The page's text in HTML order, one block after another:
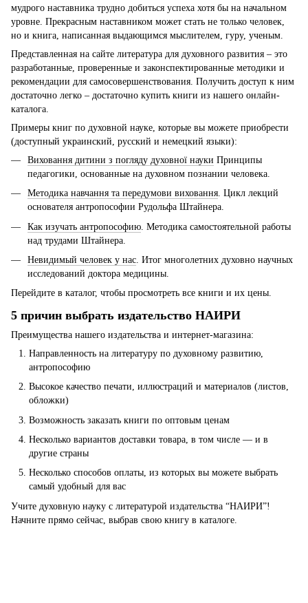
мудрого наставника трудно добиться успеха хотя бы на начальном
уровне. Прекрасным наставником может стать не только человек,
но и книга, написанная выдающимся мыслителем, гуру, ученым.
Представленная на сайте литература для духовного развития – это
разработанные, проверенные и законспектированные методики и
рекомендации для самосовершенствования. Получить доступ к ним
достаточно легко – достаточно купить книги из нашего онлайн-
каталога.
Примеры книг по духовной науке, которые вы можете приобрести
(доступный украинский, русский и немецкий языки):
Виховання дитини з погляду духовної науки Принципы
педагогики, основанные на духовном познании человека.
Методика навчання та передумови виховання. Цикл лекций
основателя антропософии Рудольфа Штайнера.
Как изучать антропософию . Методика самостоятельной работы
над трудами Штайнера.
Невидимый человек у нас . Итог многолетних духовно научных
исследований доктора медицины.
Перейдите в каталог, чтобы просмотреть все книги и их цены.
5 причин выбрать издательство НАИРИ
Преимущества нашего издательства и интернет-магазина:
Направленность на литературу по духовному развитию,
антропософию
Высокое качество печати, иллюстраций и материалов (листов,
обложки)
Возможность заказать книги по оптовым ценам
Несколько вариантов доставки товара, в том числе — и в
другие страны
Несколько способов оплаты, из которых вы можете выбрать
самый удобный для вас
Учите духовную науку с литературой издательства “НАИРИ”!
Начните прямо сейчас, выбрав свою книгу в каталоге.